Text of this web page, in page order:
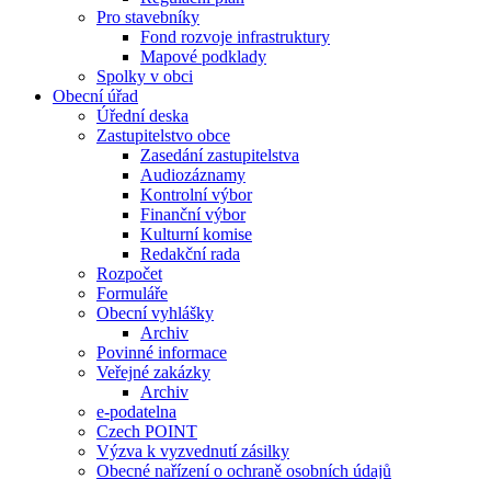
Pro stavebníky
Fond rozvoje infrastruktury
Mapové podklady
Spolky v obci
Obecní úřad
Úřední deska
Zastupitelstvo obce
Zasedání zastupitelstva
Audiozáznamy
Kontrolní výbor
Finanční výbor
Kulturní komise
Redakční rada
Rozpočet
Formuláře
Obecní vyhlášky
Archiv
Povinné informace
Veřejné zakázky
Archiv
e-podatelna
Czech POINT
Výzva k vyzvednutí zásilky
Obecné nařízení o ochraně osobních údajů